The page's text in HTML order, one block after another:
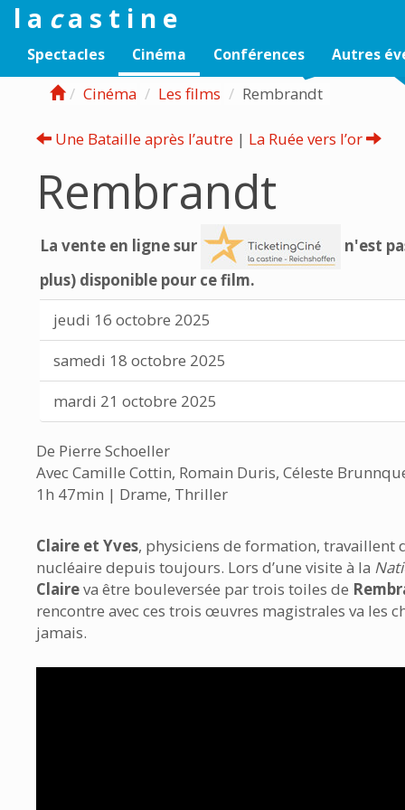
l a ca s t i n e
Spectacles Cinéma Conférences Autres
Cinéma Les films Rembrandt
Une Bataille après l’autre | La Ruée vers l’or
Rembrandt
La vente en ligne sur
n'est
plus) disponible pour ce film.
jeudi 16 octobre 2025
samedi 18 octobre 2025
mardi 21 octobre 2025
De Pierre Schoeller
Avec Camille Cottin, Romain Duris, Céleste
1h 47min | Drame, Thriller
Claire et Yves, physiciens de formation, travaillent
nucléaire depuis toujours. Lors d’une visite à la
Claireva être bouleversée par trois toiles de
rencontre avec ces trois œuvres magistrales va les
jamais.